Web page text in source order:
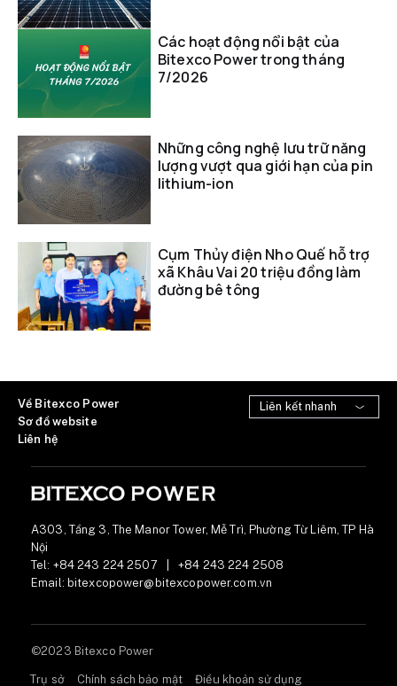
Các hoạt động nổi bật của
Bitexco Power trong tháng
7/2026
Những công nghệ lưu trữ năng
lượng vượt qua giới hạn của pin
lithium-ion
Cụm Thủy điện Nho Quế hỗ trợ
xã Khâu Vai 20 triệu đồng làm
đường bê tông
Về Bitexco Power
Sơ đồ website
Liên hệ
A303, Tầng 3, The Manor Tower, Mễ Trì, Phường Từ Liêm, TP Hà
Nội
Tel: +84 243 224 2507
+84 243 224 2508
Email: bitexcopower@bitexcopower.com.vn
©2023 Bitexco Power
Trụ sở Chính sách bảo mật Điều khoản sử dụng